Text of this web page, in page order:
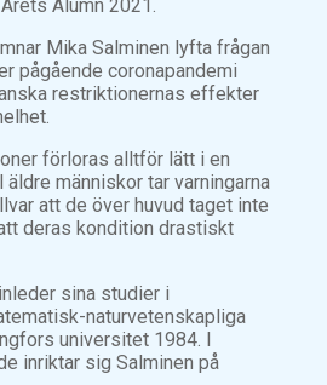
Alumn 2021.
Mika Salminen lyfta frågan
pågående coronapandemi
restriktionernas effekter
förloras alltför lätt i en
människor tar varningarna
att de över huvud taget inte
deras kondition drastiskt
sina studier i
naturvetenskapliga
universitet 1984. I
inriktar sig Salminen på